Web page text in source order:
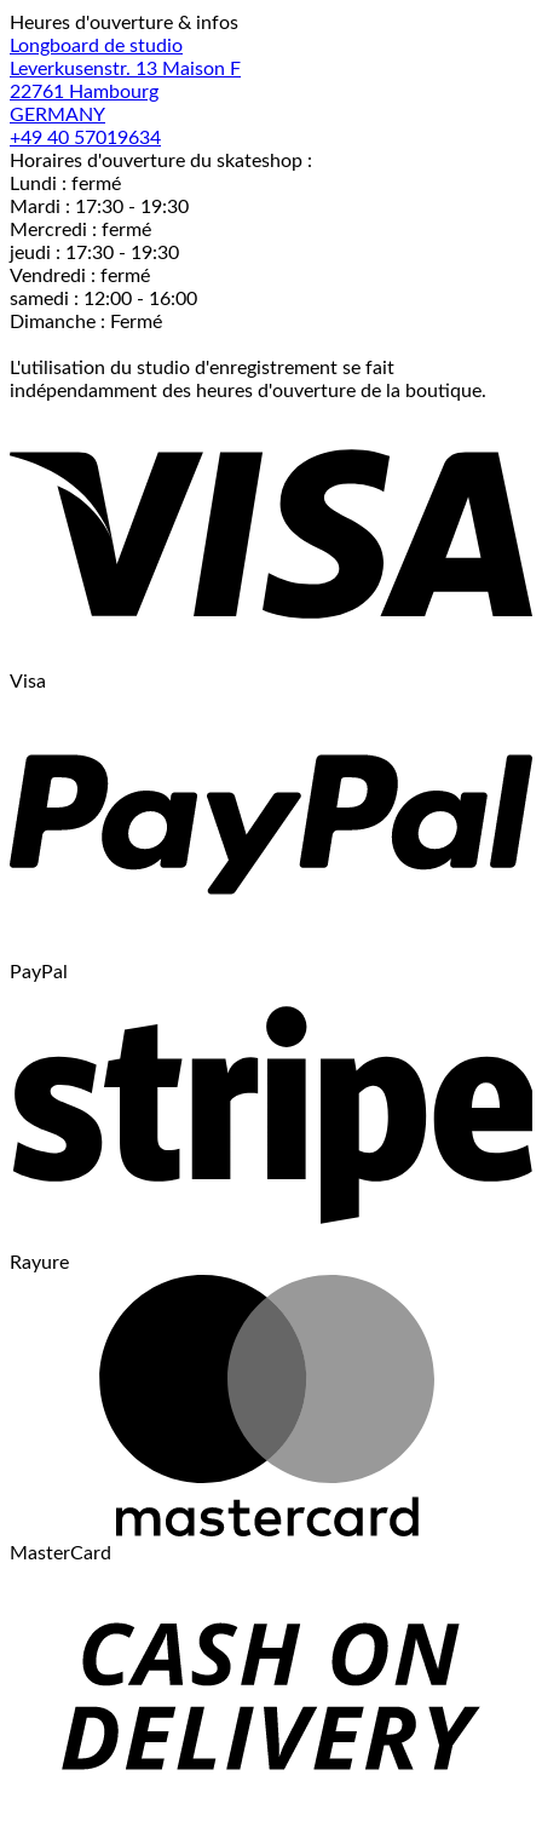
Heures d'ouverture & infos
Longboard de studio
Leverkusenstr. 13 Maison F
22761 Hambourg
GERMANY
+49 40 57019634
Horaires d'ouverture du skateshop :
Lundi : fermé
Mardi : 17:30 - 19:30
Mercredi : fermé
jeudi : 17:30 - 19:30
Vendredi : fermé
samedi : 12:00 - 16:00
Dimanche : Fermé
L'utilisation du studio d'enregistrement se fait
indépendamment des heures d'ouverture de la boutique.
Visa
PayPal
Rayure
MasterCard